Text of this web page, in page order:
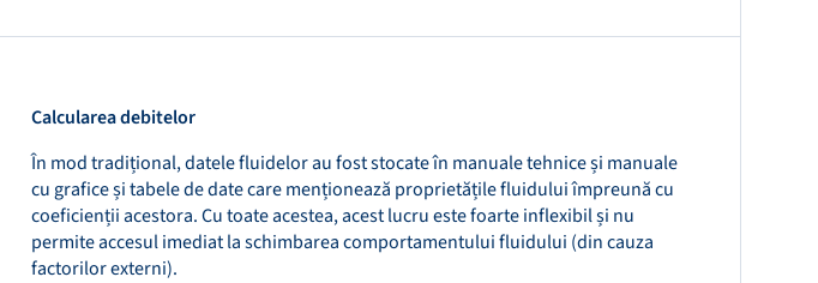
Calcularea debitelor
În mod tradițional, datele fluidelor au fost stocate în manuale tehnice și manuale
cu grafice și tabele de date care menționează proprietățile fluidului împreună cu
coeficienții acestora. Cu toate acestea, acest lucru este foarte inflexibil și nu
permite accesul imediat la schimbarea comportamentului fluidului (din cauza
factorilor externi).